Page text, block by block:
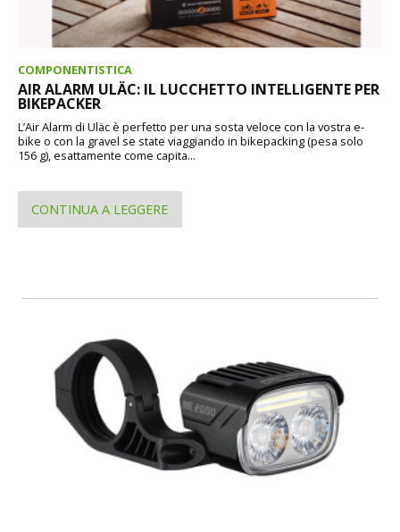
COMPONENTISTICA
AIR ALARM ULÄC: IL LUCCHETTO INTELLIGENTE PER
BIKEPACKER
L’Air Alarm di Uläc è perfetto per una sosta veloce con la vostra e-
bike o con la gravel se state viaggiando in bikepacking (pesa solo
156 g), esattamente come capita...
CONTINUA A LEGGERE